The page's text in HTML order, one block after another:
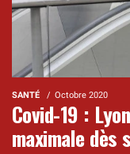
SANTÉ Octobre 2020
Covid-19 :
maximale dès